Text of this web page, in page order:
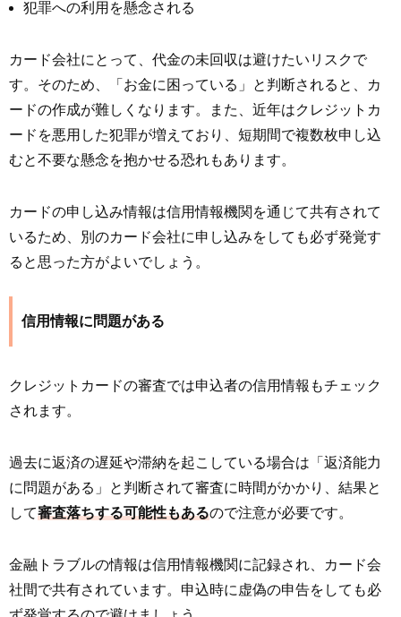
犯罪への利用を懸念される
カード会社にとって、代金の未回収は避けたいリスクで
す。そのため、「お金に困っている」と判断されると、カ
ードの作成が難しくなります。また、近年はクレジットカ
ードを悪用した犯罪が増えており、短期間で複数枚申し込
むと不要な懸念を抱かせる恐れもあります。
カードの申し込み情報は信用情報機関を通じて共有されて
いるため、別のカード会社に申し込みをしても必ず発覚す
ると思った方がよいでしょう。
信用情報に問題がある
クレジットカードの審査では申込者の信用情報もチェック
されます。
過去に返済の遅延や滞納を起こしている場合は「返済能力
に問題がある」と判断されて審査に時間がかかり、結果と
して審査落ちする可能性もあるので注意が必要です。
金融トラブルの情報は信用情報機関に記録され、カード会
社間で共有されています。申込時に虚偽の申告をしても必